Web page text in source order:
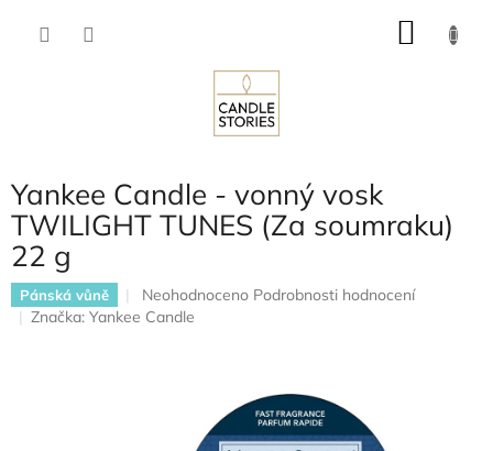
Yankee Candle - vonný vosk
TWILIGHT TUNES (Za soumraku)
22 g
Pánská vůně
Průměrné
hodnocení
hvězdiček.
Neohodnoceno Podrobnosti hodnocení
Značka: Yankee Candle